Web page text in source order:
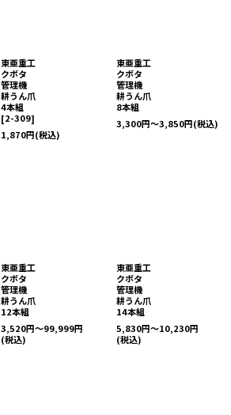
東亜重工
クボタ
管理機
耕うん爪
4本組
[2-309]
1,870円(税込)
東亜重工
クボタ
管理機
耕うん爪
8本組
3,300円～3,850円(税込)
東亜重工
クボタ
管理機
耕うん爪
12本組
3,520円～99,999円
(税込)
東亜重工
クボタ
管理機
耕うん爪
14本組
5,830円～10,230円
(税込)